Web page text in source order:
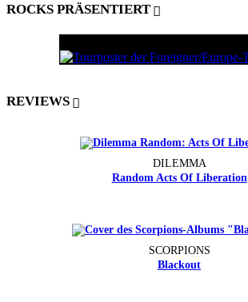
ROCKS PRÄSENTIERT
REVIEWS
DILEMMA
Random Acts Of Liberation
SCORPIONS
Blackout